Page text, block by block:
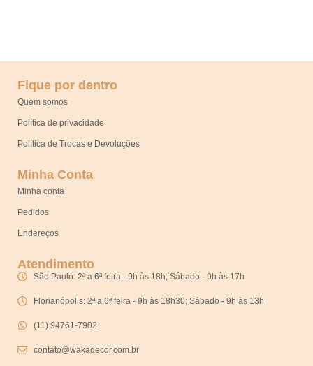
Fique por dentro
Quem somos
Política de privacidade
Política de Trocas e Devoluções
Minha Conta
Minha conta
Pedidos
Endereços
Atendimento
São Paulo: 2ª a 6ª feira - 9h às 18h; Sábado - 9h às 17h
Florianópolis: 2ª a 6ª feira - 9h às 18h30; Sábado - 9h às 13h
(11) 94761-7902
contato@wakadecor.com.br